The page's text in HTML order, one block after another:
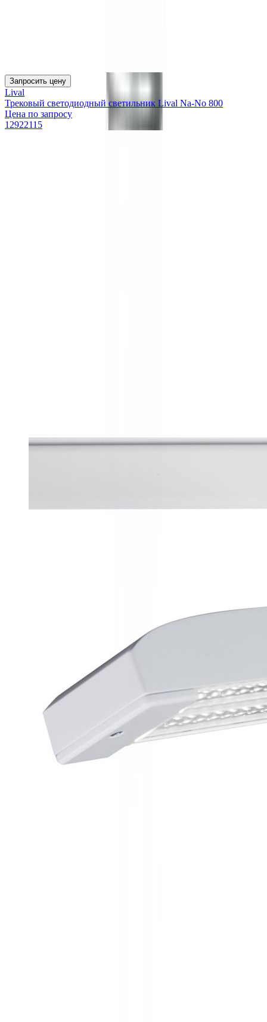
Запросить цену
Lival
Трековый светодиодный светильник Lival Na-No 800
Цена по запросу
12922115